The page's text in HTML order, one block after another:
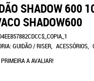
SHADOW 600
SHADOW600
GUIDÃO / RISER ACESSÓRIOS
A AVALIAR!